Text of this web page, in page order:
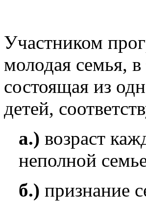
Участником
молодая семья,
состоящая из
детей,
а.) возраст
неполной
б.) признание